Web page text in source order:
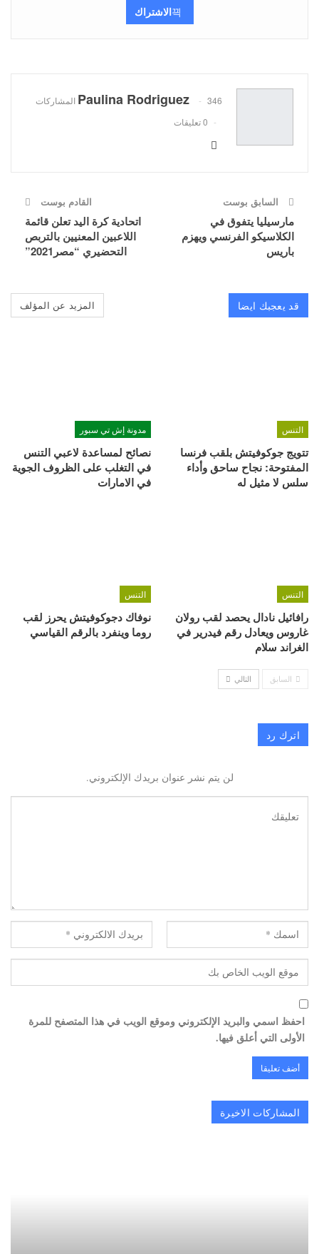
الاشتراك
Paulina Rodriguez
346 المشاركات
0 تعليقات
السابق بوست
مارسيليا يتفوق في
الكلاسيكو الفرنسي ويهزم
باريس
القادم بوست
اتحادية كرة اليد تعلن قائمة
اللاعبين المعنيين بالتربص
التحضيري “مصر2021”
قد يعجبك ايضا المزيد عن المؤلف
التنس
تتويج جوكوفيتش بلقب فرنسا
المفتوحة: نجاح ساحق وأداء
سلس لا مثيل له
مدونة إش تي سبور
نصائح لمساعدة لاعبي التنس
في التغلب على الظروف الجوية
في الامارات
التنس
رافائيل نادال يحصد لقب رولان
غاروس ويعادل رقم فيدرير في
الغراند سلام
التنس
نوفاك دجوكوفيتش يحرز لقب
روما وينفرد بالرقم القياسي
السابق التالي
اترك رد
لن يتم نشر عنوان بريدك الإلكتروني.
احفظ اسمي والبريد الإلكتروني وموقع الويب في هذا المتصفح للمرة
الأولى التي أعلق فيها.
المشاركات الاخيرة